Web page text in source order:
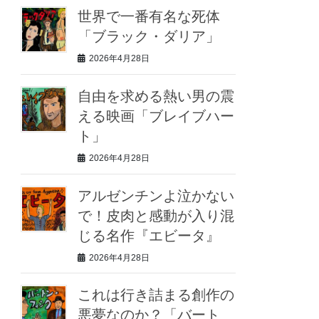
世界で一番有名な死体
「ブラック・ダリア」
2026年4月28日
自由を求める熱い男の震
える映画「ブレイブハー
ト」
2026年4月28日
アルゼンチンよ泣かない
で！皮肉と感動が入り混
じる名作『エビータ』
2026年4月28日
これは行き詰まる創作の
悪夢なのか？「バート